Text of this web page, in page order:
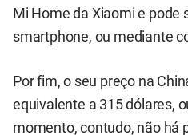
Mi Home da Xiaomi e pode
smartphone, ou mediante
Por fim, o seu preço na
equivalente a 315 dólares,
momento, contudo, não há